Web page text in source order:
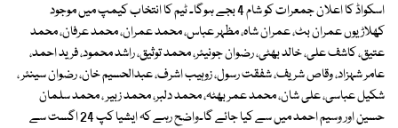
اسکواڈ کا اعلان جمعرات کو شام 4 بجے ہوگا۔ ٹیم کا انتخاب کیمپ میں موجود
کھلاڑیوں عمران بٹ، عمران شاہ، مظہر عباس، محمد عمران، محمد عرفان، محمد
عتیق، کاشف علی، خالد بھٹی، رضوان جونیئر، محمد توثیق، راشد محمود، فرید احمد،
عامر شہزاد، وقاص شریف، شفقت رسول، زوہیب اشرف، عبدالحسیم خان، رضوان سینئر ،
شکیل عباسی، علی شان، محمد عمر بھٹہ، محمد دلبر، محمد زبیر ، محمد سلمان
حسین اور وسیم احمد میں سے کیا جائے گا۔واضح رہے کہ ایشیا کپ 24 اگست سے